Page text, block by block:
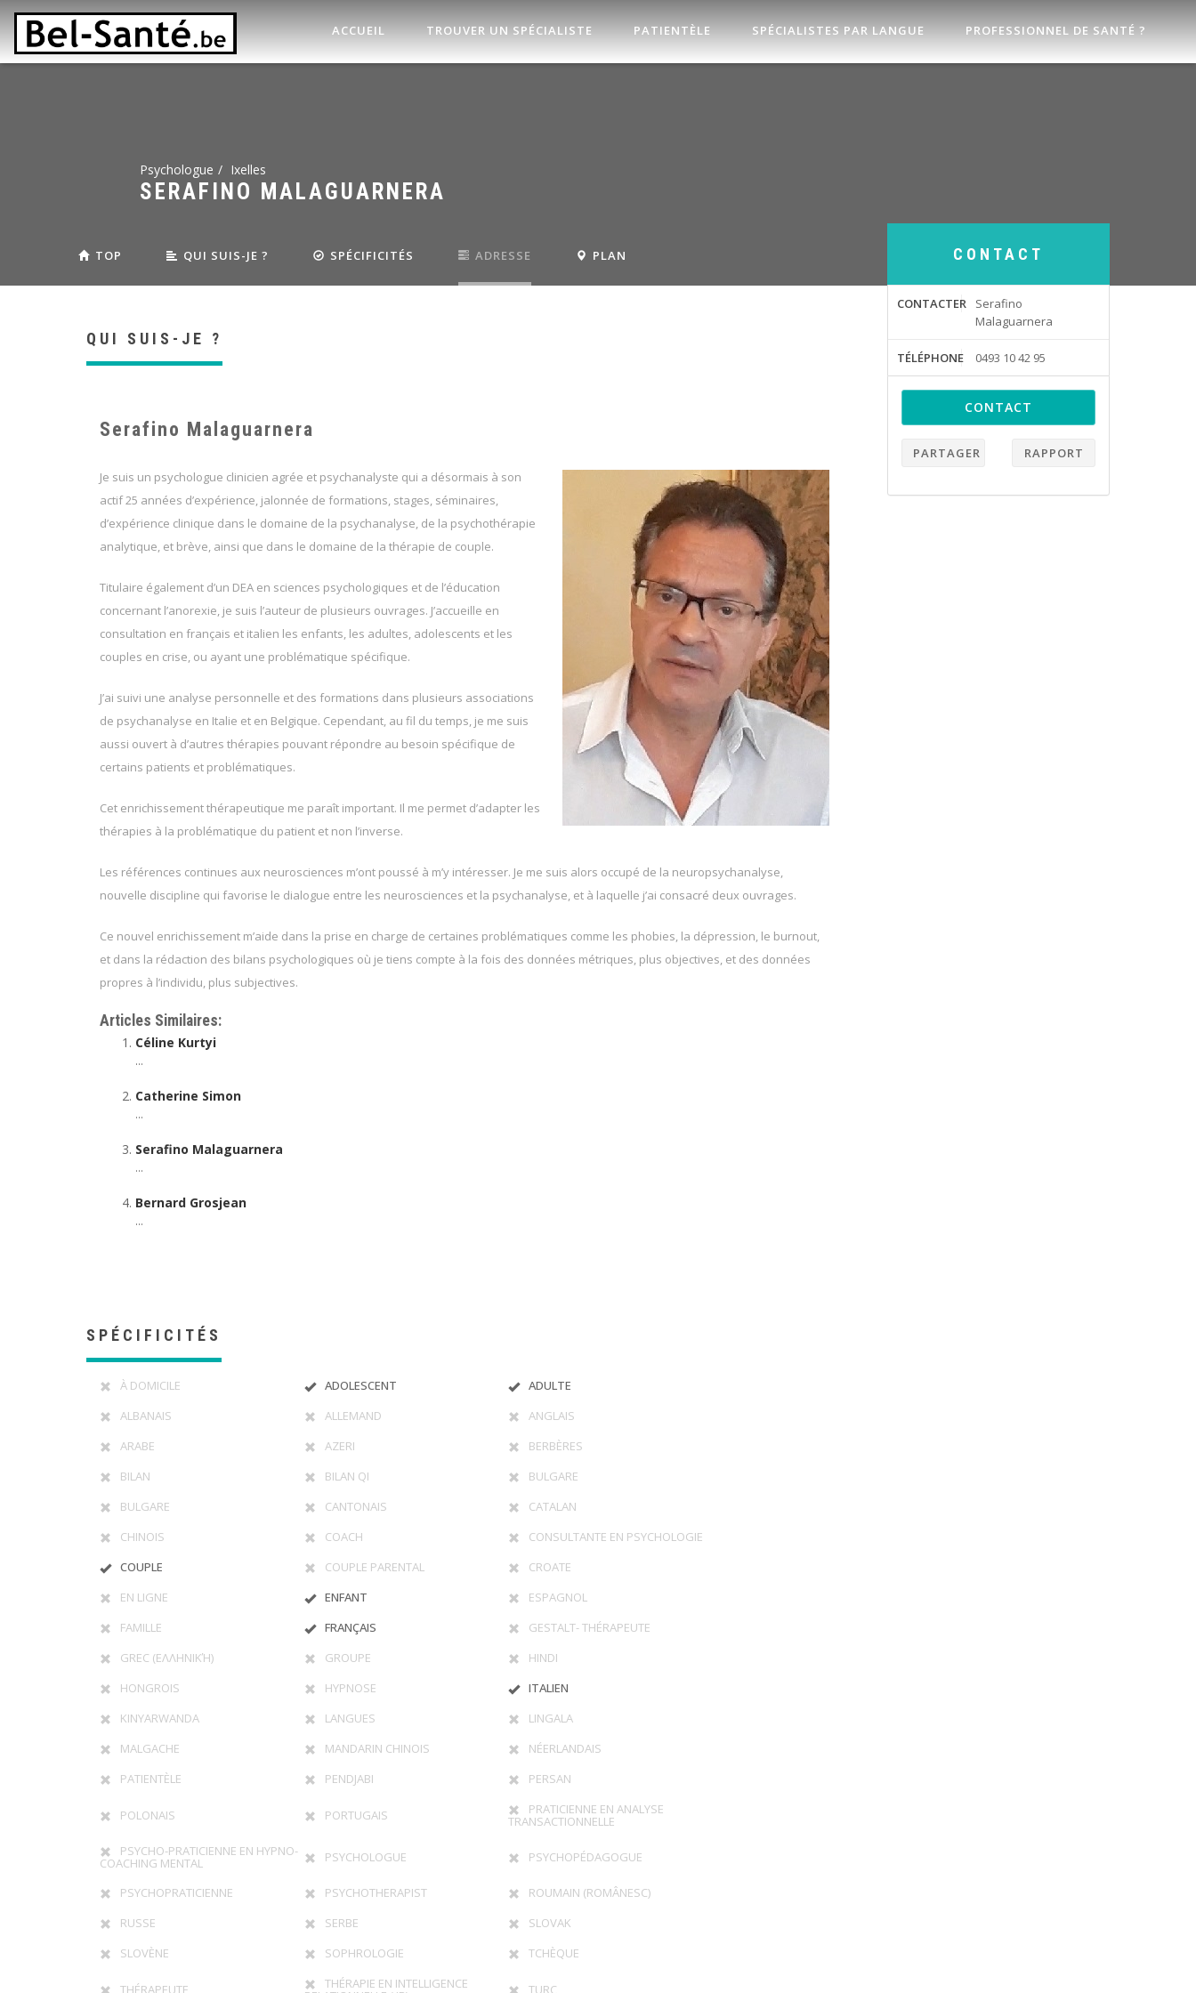
ACCUEIL TROUVER UN SPÉCIALISTE PATIENTÈLE SPÉCIALISTES PAR LANGUE PROFESSIONNEL DE SANTÉ ?
Psychologue Ixelles
SERAFINO MALAGUARNERA
TOP QUI SUIS-JE ? SPÉCIFICITÉS ADRESSE PLAN
QUI SUIS-JE ?
Serafino Malaguarnera
Je suis un psychologue clinicien agrée et psychanalyste qui a désormais à son
actif 25 années d’expérience, jalonnée de formations, stages, séminaires,
d’expérience clinique dans le domaine de la psychanalyse, de la psychothérapie
analytique, et brève, ainsi que dans le domaine de la thérapie de couple.
Titulaire également d’un DEA en sciences psychologiques et de l’éducation
concernant l’anorexie, je suis l’auteur de plusieurs ouvrages. J’accueille en
consultation en français et italien les enfants, les adultes, adolescents et les
couples en crise, ou ayant une problématique spécifique.
J’ai suivi une analyse personnelle et des formations dans plusieurs associations
de psychanalyse en Italie et en Belgique. Cependant, au fil du temps, je me suis
aussi ouvert à d’autres thérapies pouvant répondre au besoin spécifique de
certains patients et problématiques.
Cet enrichissement thérapeutique me paraît important. Il me permet d’adapter les
thérapies à la problématique du patient et non l’inverse.
Les références continues aux neurosciences m’ont poussé à m’y intéresser. Je me suis alors occupé de la neuropsychanalyse,
nouvelle discipline qui favorise le dialogue entre les neurosciences et la psychanalyse, et à laquelle j’ai consacré deux ouvrages.
Ce nouvel enrichissement m’aide dans la prise en charge de certaines problématiques comme les phobies, la dépression, le burnout,
et dans la rédaction des bilans psychologiques où je tiens compte à la fois des données métriques, plus objectives, et des données
propres à l’individu, plus subjectives.
Articles Similaires:
Céline Kurtyi
...
Catherine Simon
...
Serafino Malaguarnera
...
Bernard Grosjean
...
SPÉCIFICITÉS
À DOMICILE ADOLESCENT
ADULTE
ALBANAIS
ALLEMAND
ANGLAIS
ARABE
AZERI
BERBÈRES
BILAN
BILAN QI
BULGARE
BULGARE
CANTONAIS
CATALAN
CHINOIS
COACH
CONSULTANTE EN PSYCHOLOGIE
COUPLE
COUPLE PARENTAL
CROATE
EN LIGNE
ENFANT
ESPAGNOL
FAMILLE
FRANÇAIS
GESTALT- THÉRAPEUTE
GREC (ΕΛΛΗΝΙΚΉ)
GROUPE
HINDI
HONGROIS
HYPNOSE
ITALIEN
KINYARWANDA
LANGUES
LINGALA
MALGACHE
MANDARIN CHINOIS
NÉERLANDAIS
PATIENTÈLE
PENDJABI PERSAN
POLONAIS PORTUGAIS PRATICIENNE EN ANALYSE
TRANSACTIONNELLE
PSYCHO-PRATICIENNE EN HYPNO-
COACHING MENTAL PSYCHOLOGUE PSYCHOPÉDAGOGUE
PSYCHOPRATICIENNE PSYCHOTHERAPIST
ROUMAIN (ROMÂNESC)
RUSSE
SERBE
SLOVAK
SLOVÈNE
SOPHROLOGIE TCHÈQUE
THÉRAPEUTE THÉRAPIE EN INTELLIGENCE TURC
CONTACT
CONTACTER
Serafino
Malaguarnera
TÉLÉPHONE 0493 10 42 95
CONTACT
PARTAGER RAPPORT